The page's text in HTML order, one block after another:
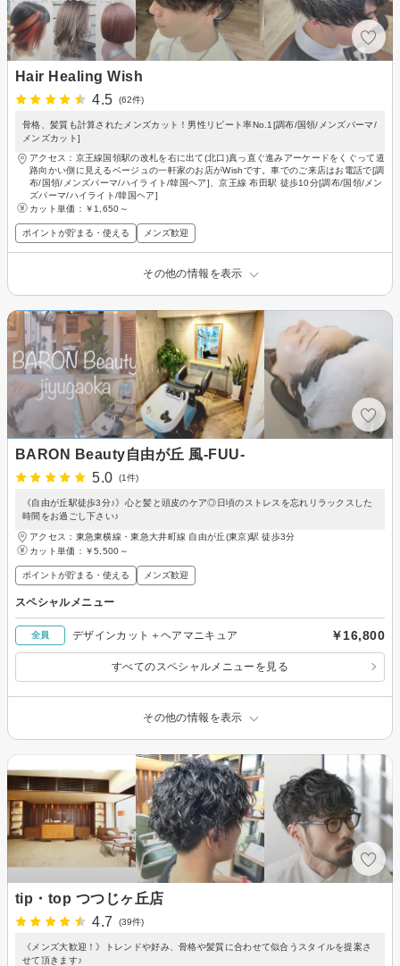
Hair Healing Wish
4.5
(62件)
骨格、髪質も計算されたメンズカット！男性リピート率No.1[調布/国領/メンズパーマ/
メンズカット]
アクセス：京王線国領駅の改札を右に出て(北口)真っ直ぐ進みアーケードをくぐって道
路向かい側に見えるベージュの一軒家のお店がWishです。車でのご来店はお電話で[調
布/国領/メンズパーマ/ハイライト/韓国ヘア]、京王線 布田駅 徒歩10分[調布/国領/メン
ズパーマ/ハイライト/韓国ヘア]
カット単価： ￥1,650～
ポイントが貯まる・使える メンズ歓迎
その他の情報を表示
BARON Beauty自由が丘 風-FUU-
5.0
(1件)
《自由が丘駅徒歩3分♪》心と髪と頭皮のケア◎日頃のストレスを忘れリラックスした
時間をお過ごし下さい♪
アクセス：東急東横線・東急大井町線 自由が丘(東京)駅 徒歩3分
カット単価： ￥5,500～
ポイントが貯まる・使える メンズ歓迎
スペシャルメニュー
全員 デザインカット＋ヘアマニキュア ￥16,800
すべてのスペシャルメニューを見る
その他の情報を表示
tip・top つつじヶ丘店
4.7
(39件)
《メンズ大歓迎！》トレンドや好み、骨格や髪質に合わせて似合うスタイルを提案さ
せて頂きます♪